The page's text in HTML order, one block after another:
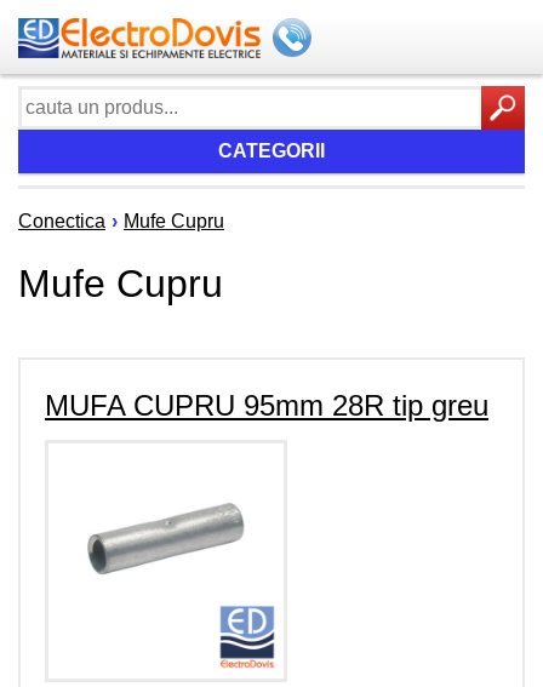
CATEGORII
Conectica › Mufe Cupru
Mufe Cupru
MUFA CUPRU 95mm 28R tip greu